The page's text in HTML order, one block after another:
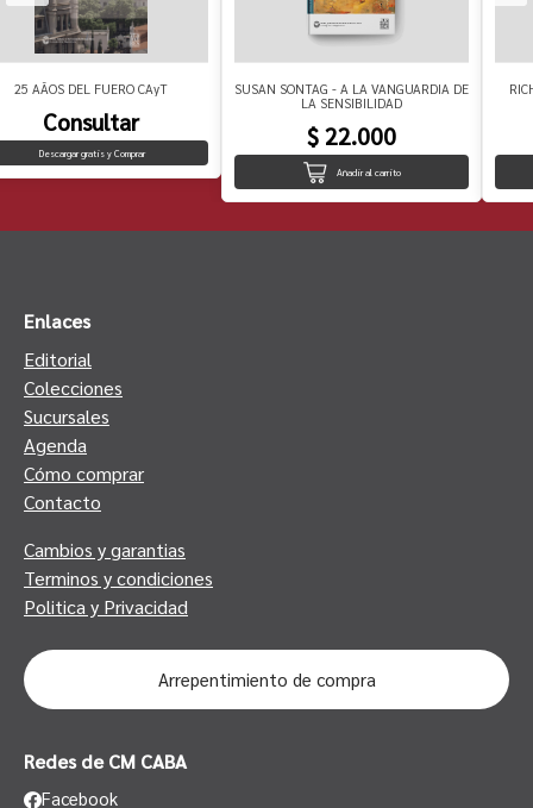
25 AÃOS DEL FUERO CAyT
Consultar
Descargar gratis y Comprar
SUSAN SONTAG - A LA VANGUARDIA DE
LA SENSIBILIDAD
$ 22.000
Añadir al carrito
Enlaces
Editorial
Colecciones
Sucursales
Agenda
Cómo comprar
Contacto
Cambios y garantias
Terminos y condiciones
Politica y Privacidad
Arrepentimiento de compra
Redes de CM CABA
Facebook